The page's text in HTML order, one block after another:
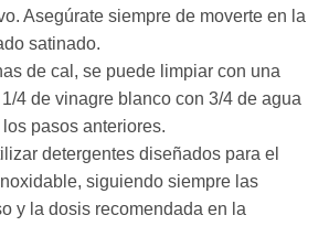
Asegúrate siempre de moverte en la
satinado.
de cal, se puede limpiar con una
4 de vinagre blanco con 3/4 de agua
pasos anteriores.
detergentes diseñados para el
siguiendo siempre las
y la dosis recomendada en la